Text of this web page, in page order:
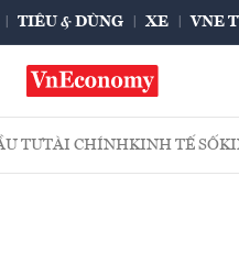
TIÊU & DÙNG XE VNE
TƯTÀI CHÍNHKINH TẾ SỐ